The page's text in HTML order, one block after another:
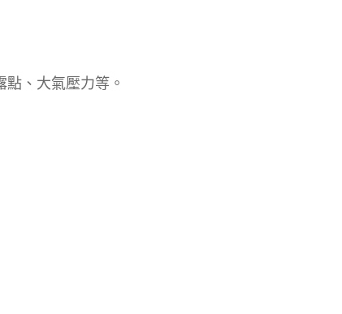
、大氣壓力等。